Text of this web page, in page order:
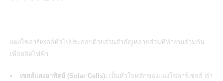
แผงโซลาร์เซลล์ทั่วไปประกอบด้วยส่วนสำคัญหลายส่วนที่ทำงานร่วมกัน
เพื่อผลิตไฟฟ้า:
เซลล์แสงอาทิตย์ (Solar Cells): เป็นหัวใจหลักของแผงโซลาร์เซลล์ ทำ